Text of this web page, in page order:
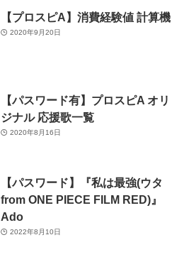
【プロスピA】消費経験値 計算機
2020年9月20日
【パスワード有】プロスピA オリ
ジナル 応援歌一覧
2020年8月16日
【パスワード】『私は最強(ウタ
from ONE PIECE FILM RED)』
Ado
2022年8月10日